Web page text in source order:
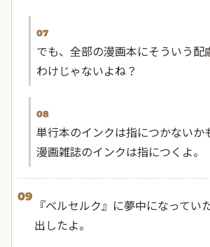
07
でも、全部の漫画本にそういう配
わけじゃないよね？
08
単行本のインクは指につかないか
漫画雑誌のインクは指につくよ。
09
『ベルセルク』に夢中になってい
出したよ。